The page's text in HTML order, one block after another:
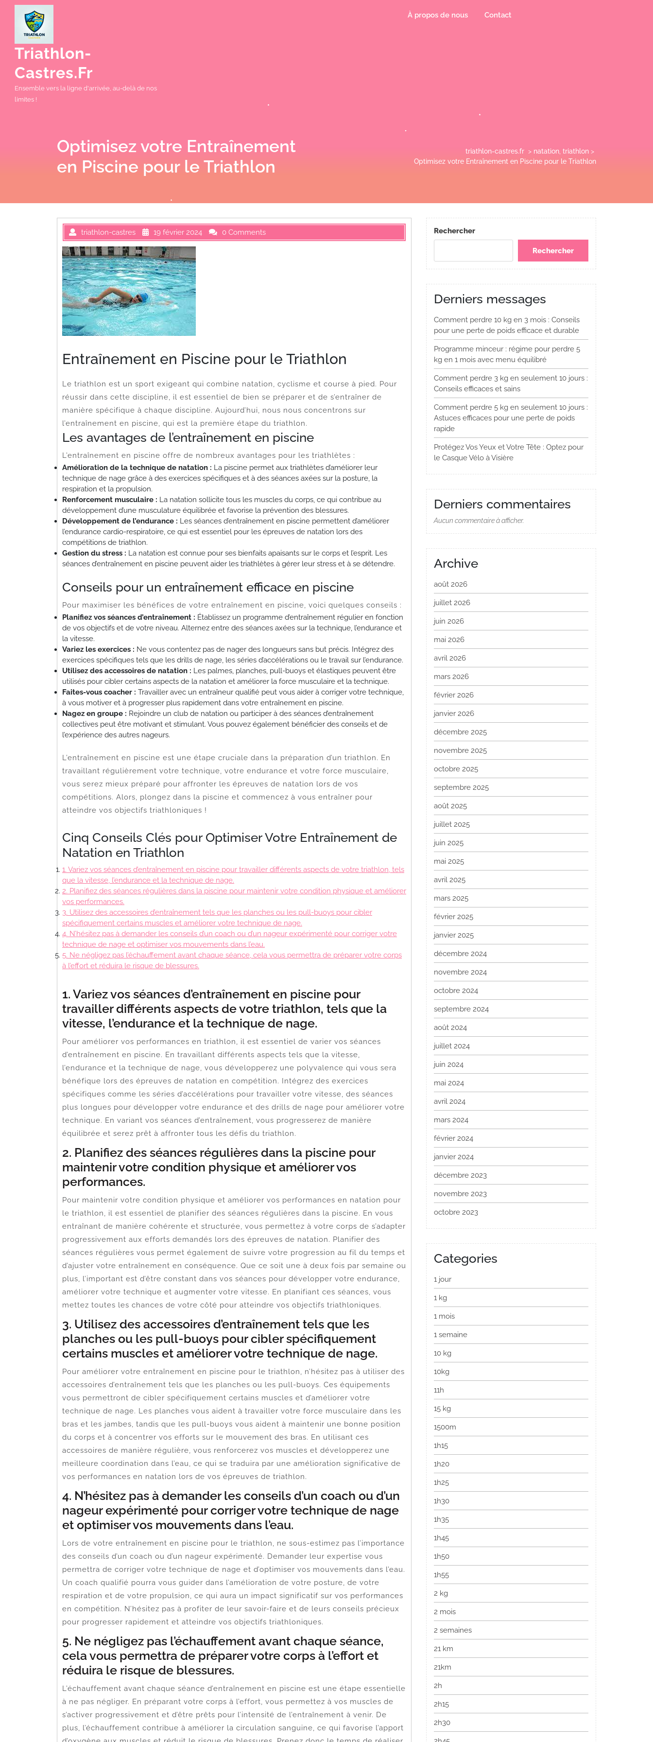
Triathlon-
Castres.fr
Ensemble vers la ligne d'arrivée, au-delà de nos
limites !
À propos de nous Contact
Optimisez votre Entraînement
en Piscine pour le Triathlon
triathlon-castres.fr > natation triathlon >
Optimisez votre Entraînement en Piscine pour le Triathlon
triathlon-castres 19 février 2024 0 Comments
Entraînement en Piscine pour le Triathlon
Le triathlon est un sport exigeant qui combine natation, cyclisme et course à pied. Pour
réussir dans cette discipline, il est essentiel de bien se préparer et de s’entraîner de
manière spécifique à chaque discipline. Aujourd’hui, nous nous concentrons sur
l’entraînement en piscine, qui est la première étape du triathlon.
Les avantages de l’entraînement en piscine
L’entraînement en piscine offre de nombreux avantages pour les triathlètes :
Amélioration de la technique de natation : La piscine permet aux triathlètes d’améliorer leur
technique de nage grâce à des exercices spécifiques et à des séances axées sur la posture, la
respiration et la propulsion.
Renforcement musculaire : La natation sollicite tous les muscles du corps, ce qui contribue au
développement d’une musculature équilibrée et favorise la prévention des blessures.
Développement de l’endurance : Les séances d’entraînement en piscine permettent d’améliorer
l’endurance cardio-respiratoire, ce qui est essentiel pour les épreuves de natation lors des
compétitions de triathlon.
Gestion du stress : La natation est connue pour ses bienfaits apaisants sur le corps et l’esprit. Les
séances d’entraînement en piscine peuvent aider les triathlètes à gérer leur stress et à se détendre.
Conseils pour un entraînement efficace en piscine
Pour maximiser les bénéfices de votre entraînement en piscine, voici quelques conseils :
Planifiez vos séances d’entraînement : Établissez un programme d’entraînement régulier en fonction
de vos objectifs et de votre niveau. Alternez entre des séances axées sur la technique, l’endurance et
la vitesse.
Variez les exercices : Ne vous contentez pas de nager des longueurs sans but précis. Intégrez des
exercices spécifiques tels que les drills de nage, les séries d’accélérations ou le travail sur l’endurance.
Utilisez des accessoires de natation : Les palmes, planches, pull-buoys et élastiques peuvent être
utilisés pour cibler certains aspects de la natation et améliorer la force musculaire et la technique.
Faites-vous coacher : Travailler avec un entraîneur qualifié peut vous aider à corriger votre technique,
à vous motiver et à progresser plus rapidement dans votre entraînement en piscine.
Nagez en groupe : Rejoindre un club de natation ou participer à des séances d’entraînement
collectives peut être motivant et stimulant. Vous pouvez également bénéficier des conseils et de
l’expérience des autres nageurs.
L’entraînement en piscine est une étape cruciale dans la préparation d’un triathlon. En
travaillant régulièrement votre technique, votre endurance et votre force musculaire,
vous serez mieux préparé pour affronter les épreuves de natation lors de vos
compétitions. Alors, plongez dans la piscine et commencez à vous entraîner pour
atteindre vos objectifs triathloniques !
Cinq Conseils Clés pour Optimiser Votre Entraînement de
Natation en Triathlon
1. Variez vos séances d’entraînement en piscine pour travailler différents aspects de votre triathlon, tels
que la vitesse, l’endurance et la technique de nage.
2. Planifiez des séances régulières dans la piscine pour maintenir votre condition physique et améliorer
vos performances.
3. Utilisez des accessoires d’entraînement tels que les planches ou les pull-buoys pour cibler
spécifiquement certains muscles et améliorer votre technique de nage.
4. N’hésitez pas à demander les conseils d’un coach ou d’un nageur expérimenté pour corriger votre
technique de nage et optimiser vos mouvements dans l’eau.
5. Ne négligez pas l’échauffement avant chaque séance, cela vous permettra de préparer votre corps
à l’effort et réduira le risque de blessures.
1. Variez vos séances d’entraînement en piscine pour
travailler différents aspects de votre triathlon, tels que la
vitesse, l’endurance et la technique de nage.
Pour améliorer vos performances en triathlon, il est essentiel de varier vos séances
d’entraînement en piscine. En travaillant différents aspects tels que la vitesse,
l’endurance et la technique de nage, vous développerez une polyvalence qui vous sera
bénéfique lors des épreuves de natation en compétition. Intégrez des exercices
spécifiques comme les séries d’accélérations pour travailler votre vitesse, des séances
plus longues pour développer votre endurance et des drills de nage pour améliorer votre
technique. En variant vos séances d’entraînement, vous progresserez de manière
équilibrée et serez prêt à affronter tous les défis du triathlon.
2. Planifiez des séances régulières dans la piscine pour
maintenir votre condition physique et améliorer vos
performances.
Pour maintenir votre condition physique et améliorer vos performances en natation pour
le triathlon, il est essentiel de planifier des séances régulières dans la piscine. En vous
entraînant de manière cohérente et structurée, vous permettez à votre corps de s’adapter
progressivement aux efforts demandés lors des épreuves de natation. Planifier des
séances régulières vous permet également de suivre votre progression au fil du temps et
d’ajuster votre entraînement en conséquence. Que ce soit une à deux fois par semaine ou
plus, l’important est d’être constant dans vos séances pour développer votre endurance,
améliorer votre technique et augmenter votre vitesse. En planifiant ces séances, vous
mettez toutes les chances de votre côté pour atteindre vos objectifs triathloniques.
3. Utilisez des accessoires d’entraînement tels que les
planches ou les pull-buoys pour cibler spécifiquement
certains muscles et améliorer votre technique de nage.
Pour améliorer votre entraînement en piscine pour le triathlon, n’hésitez pas à utiliser des
accessoires d’entraînement tels que les planches ou les pull-buoys. Ces équipements
vous permettront de cibler spécifiquement certains muscles et d’améliorer votre
technique de nage. Les planches vous aident à travailler votre force musculaire dans les
bras et les jambes, tandis que les pull-buoys vous aident à maintenir une bonne position
du corps et à concentrer vos efforts sur le mouvement des bras. En utilisant ces
accessoires de manière régulière, vous renforcerez vos muscles et développerez une
meilleure coordination dans l’eau, ce qui se traduira par une amélioration significative de
vos performances en natation lors de vos épreuves de triathlon.
4. N’hésitez pas à demander les conseils d’un coach ou d’un
nageur expérimenté pour corriger votre technique de nage
et optimiser vos mouvements dans l’eau.
Lors de votre entraînement en piscine pour le triathlon, ne sous-estimez pas l’importance
des conseils d’un coach ou d’un nageur expérimenté. Demander leur expertise vous
permettra de corriger votre technique de nage et d’optimiser vos mouvements dans l’eau.
Un coach qualifié pourra vous guider dans l’amélioration de votre posture, de votre
respiration et de votre propulsion, ce qui aura un impact significatif sur vos performances
en compétition. N’hésitez pas à profiter de leur savoir-faire et de leurs conseils précieux
pour progresser rapidement et atteindre vos objectifs triathloniques.
5. Ne négligez pas l’échauffement avant chaque séance,
cela vous permettra de préparer votre corps à l’effort et
réduira le risque de blessures.
L’échauffement avant chaque séance d’entraînement en piscine est une étape essentielle
à ne pas négliger. En préparant votre corps à l’effort, vous permettez à vos muscles de
s’activer progressivement et d’être prêts pour l’intensité de l’entraînement à venir. De
plus, l’échauffement contribue à améliorer la circulation sanguine, ce qui favorise l’apport
Rechercher
Rechercher
Derniers messages
Comment perdre 10 kg en 3 mois : Conseils
pour une perte de poids efficace et durable
Programme minceur : régime pour perdre 5
kg en 1 mois avec menu équilibré
Comment perdre 3 kg en seulement 10 jours :
Conseils efficaces et sains
Comment perdre 5 kg en seulement 10 jours :
Astuces efficaces pour une perte de poids
rapide
Protégez Vos Yeux et Votre Tête : Optez pour
le Casque Vélo à Visière
Derniers commentaires
Aucun commentaire à afficher.
Archive
août 2026
juillet 2026
juin 2026
mai 2026
avril 2026
mars 2026
février 2026
janvier 2026
décembre 2025
novembre 2025
octobre 2025
septembre 2025
août 2025
juillet 2025
juin 2025
mai 2025
avril 2025
mars 2025
février 2025
janvier 2025
décembre 2024
novembre 2024
octobre 2024
septembre 2024
août 2024
juillet 2024
juin 2024
mai 2024
avril 2024
mars 2024
février 2024
janvier 2024
décembre 2023
novembre 2023
octobre 2023
Categories
1 jour
1 kg
1 mois
1 semaine
10 kg
10kg
11h
15 kg
1500m
1h15
1h20
1h25
1h30
1h35
1h45
1h50
1h55
2 kg
2 mois
2 semaines
21 km
21km
2h
2h15
2h30